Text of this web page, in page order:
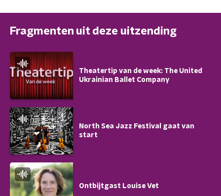
Fragmenten uit deze uitzending
Theatertip van de week: The United
Ukrainian Ballet Company
North Sea Jazz Festival gaat van
start
Ontbijtgast Louise Vet